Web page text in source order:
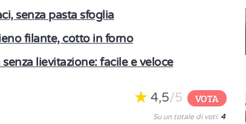
senza pasta sfoglia
filante, cotto in forno
lievitazione: facile e veloce
4,5/5 VOTA
Su un totale di voti: 4